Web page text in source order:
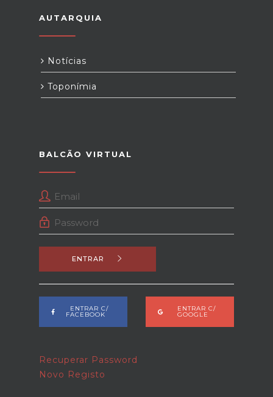
AUTARQUIA
Notícias
Toponímia
BALCÃO VIRTUAL
ENTRAR
ENTRAR C/
FACEBOOK
ENTRAR C/
GOOGLE
Recuperar Password
Novo Registo